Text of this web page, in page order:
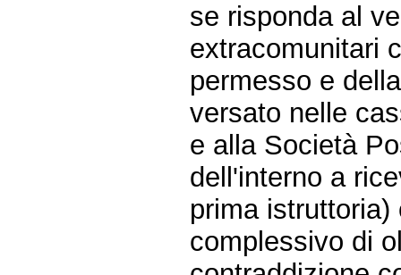
se risponda al
extracomunitari
permesso e
versato nelle
e alla Società
dell'interno a
prima
complessivo di